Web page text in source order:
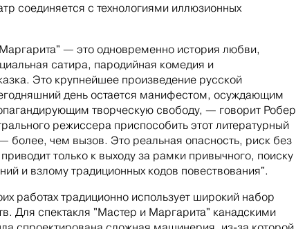
соединяется с технологиями иллюзионных
— это одновременно история любви,
сатира, пародийная комедия и
Это крупнейшее произведение русской
день остается манифестом, осуждающим
творческую свободу, — говорит Робер
режиссера приспособить этот литературный
более, чем вызов. Это реальная опасность, риск без
только к выходу за рамки привычного, поиску
и взлому традиционных кодов повествования".
работах традиционно использует широкий набор
Для спектакля "Мастер и Маргарита" канадскими